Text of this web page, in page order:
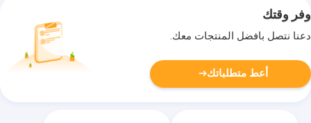
وفر وقتك
دعنا نتصل بأفضل المنتجات معك.
أعط متطلباتك